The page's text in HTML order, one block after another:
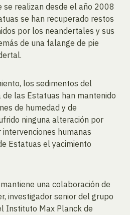
se realizan desde el año 2008
se han recuperado restos
por los neandertales y sus
de una falange de pie
los sedimentos del
las Estatuas han mantenido
de humedad y de
ninguna alteración por
humanas
Estatuas el yacimiento
una colaboración de
investigador senior del grupo
Instituto Max Planck de